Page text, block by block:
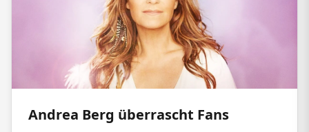
Andrea Berg überrascht Fans